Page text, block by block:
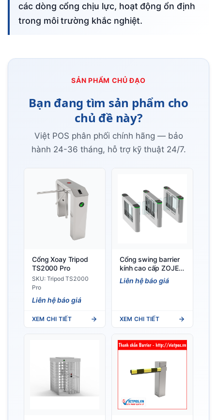
các dòng cổng chịu lực, hoạt động ổn định
trong môi trường khắc nghiệt.
SẢN PHẨM CHỦ ĐẠO
Bạn đang tìm sản phẩm cho
chủ đề này?
Việt POS phân phối chính hãng — bảo
hành 24-36 tháng, hỗ trợ kỹ thuật 24/7.
Cổng Xoay Tripod
TS2000 Pro
SKU: Tripod TS2000
Pro
Liên hệ báo giá
XEM CHI TIẾT
Cổng swing barrier
kính cao cấp ZOJE
B202
Liên hệ báo giá
XEM CHI TIẾT